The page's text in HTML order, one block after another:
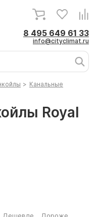
8 495 649 61 33
info@cityclimat.ru
> Канальные
Royal